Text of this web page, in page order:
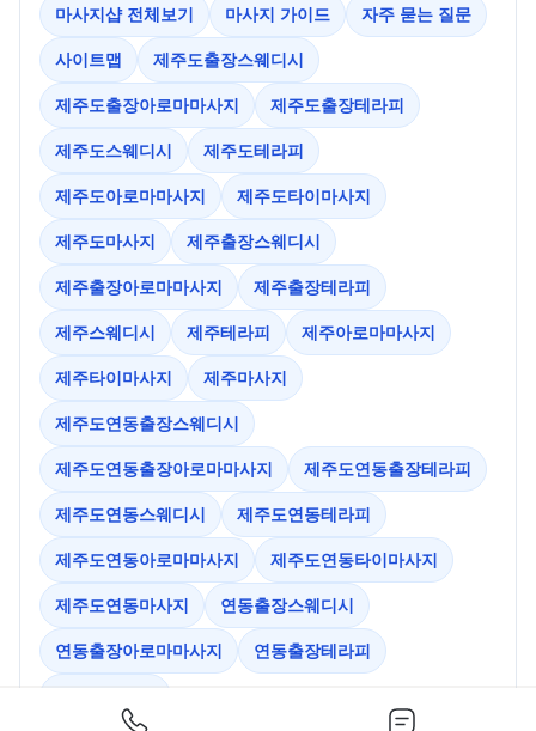
마사지샵 전체보기 마사지 가이드
자주 묻는 질문
사이트맵
제주도출장스웨디시
제주도출장아로마마사지
제주도출장테라피
제주도스웨디시
제주도테라피
제주도아로마마사지
제주도타이마사지
제주도마사지
제주출장스웨디시
제주출장아로마마사지
제주출장테라피
제주스웨디시
제주테라피
제주아로마마사지
제주타이마사지
제주마사지
제주도연동출장스웨디시
제주도연동출장아로마마사지
제주도연동출장테라피
제주도연동스웨디시
제주도연동테라피
제주도연동아로마마사지
제주도연동타이마사지
제주도연동마사지
연동출장스웨디시
연동출장아로마마사지
연동출장테라피